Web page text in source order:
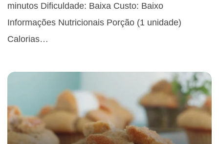
minutos Dificuldade: Baixa Custo: Baixo
Informações Nutricionais Porção (1 unidade)
Calorias…